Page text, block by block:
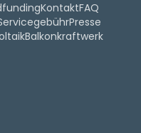
KontaktFAQ
Presse
Balkonkraftwerk